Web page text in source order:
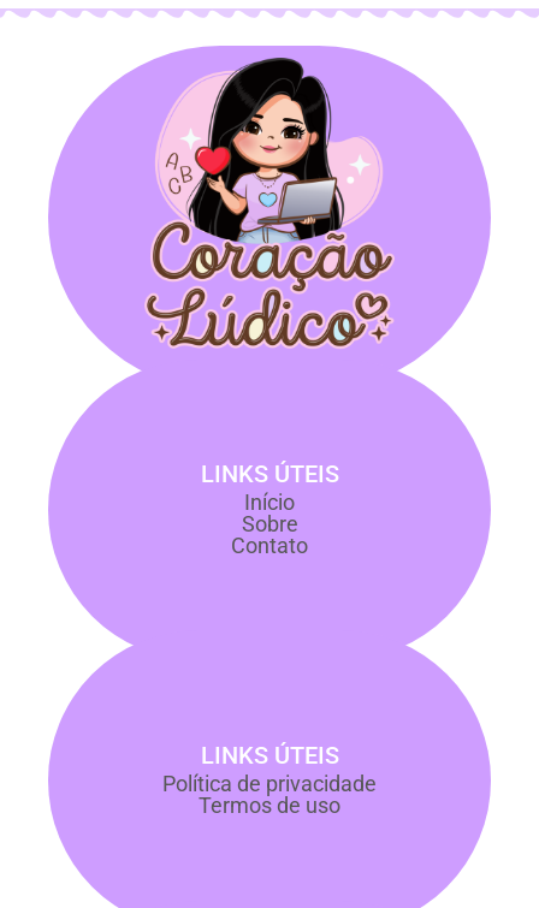
LINKS ÚTEIS
Início
Sobre
Contato
LINKS ÚTEIS
Política de privacidade
Termos de uso